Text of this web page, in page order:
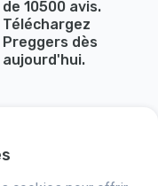
de 10500 avis.
Téléchargez
Preggers dès
aujourd'hui.